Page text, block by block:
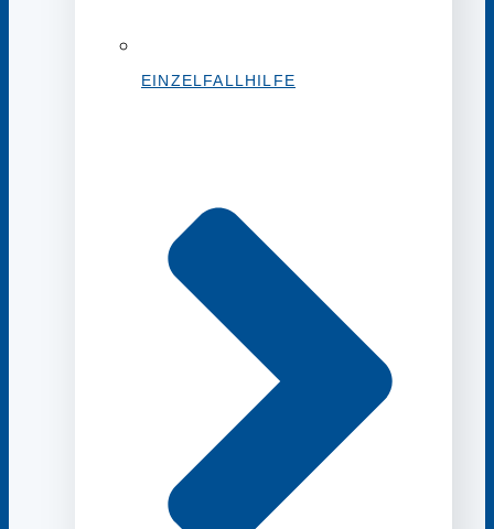
EINZELFALLHILFE